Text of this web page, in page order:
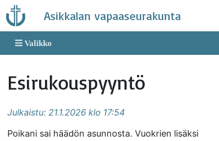
Skip
to
content
Asikkalan vapaaseurakunta
Valikko
Esirukouspyyntö
Julkaistu: 21.1.2026 klo 17:54
Poikani sai häädön asunnosta. Vuokrien lisäksi